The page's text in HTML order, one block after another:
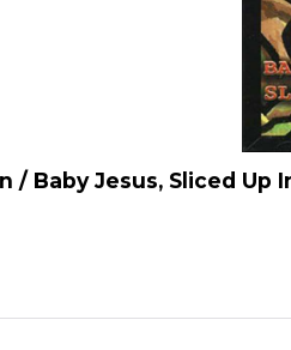
Baby Jesus, Sliced Up In